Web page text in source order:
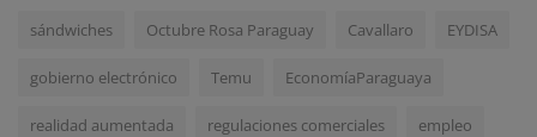
sándwiches Octubre Rosa Paraguay Cavallaro EYDISA
gobierno electrónico Temu EconomíaParaguaya
realidad aumentada regulaciones comerciales empleo